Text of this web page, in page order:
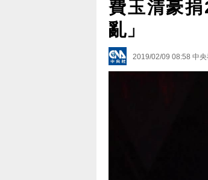
費玉清豪
亂」
2019/02/09 08:58 中央